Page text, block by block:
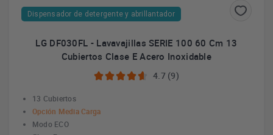
Dispensador de detergente y abrillantador
LG DF030FL - Lavavajillas SERIE 100 60 Cm 13
Cubiertos Clase E Acero Inoxidable
4.7 (9)
13 Cubiertos
Opción Media Carga
Modo ECO